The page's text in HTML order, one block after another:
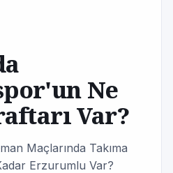
Ne
Var?
Maçlarında Takıma
Erzurumlu Var?